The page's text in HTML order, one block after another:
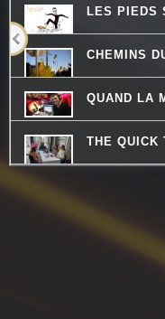
LES PIEDS
CHEMINS
QUAND LA
THE QUICK
LO